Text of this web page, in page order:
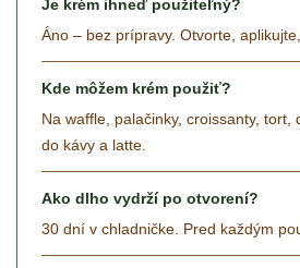
Je krém ihneď použiteľný?
Áno – bez prípravy. Otvorte,
Kde môžem krém použiť?
Na waffle, palačinky, croissanty, tort,
do kávy a latte.
Ako dlho vydrží po otvorení?
30 dní v chladničke. Pred každým